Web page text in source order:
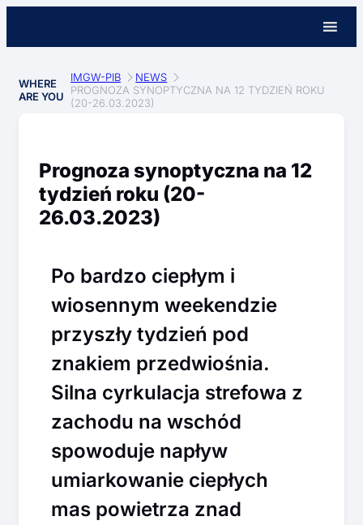
WHERE
ARE YOU
IMGW-PIB
NEWS
PROGNOZA SYNOPTYCZNA NA 12 TYDZIEŃ ROKU
(20-26.03.2023)
Prognoza synoptyczna na 12
tydzień roku (20-
26.03.2023)
Po bardzo ciepłym i
wiosennym weekendzie
przyszły tydzień pod
znakiem przedwiośnia.
Silna cyrkulacja strefowa z
zachodu na wschód
spowoduje napływ
umiarkowanie ciepłych
mas powietrza znad